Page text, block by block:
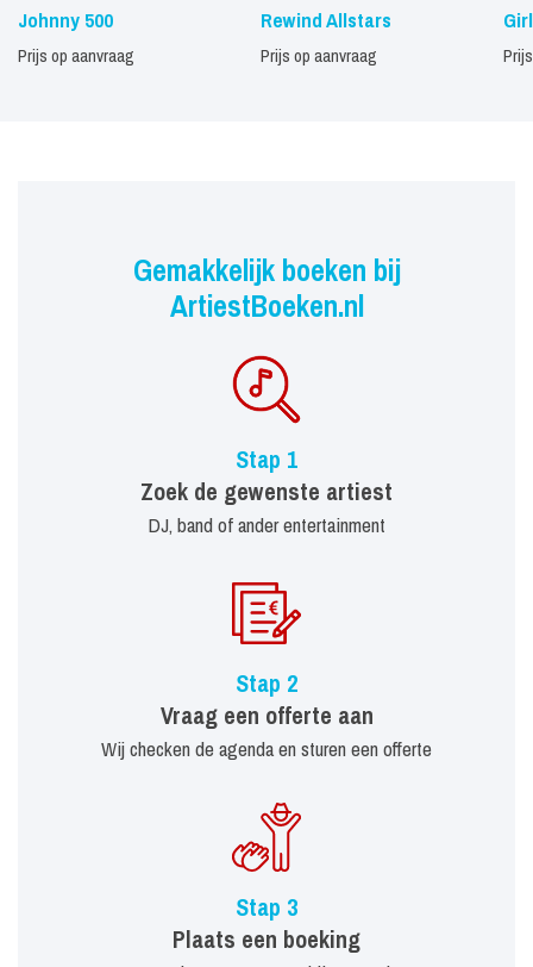
Johnny 500
Prijs op aanvraag
Rewind Allstars
Prijs op aanvraag
Gemakkelijk boeken bij
ArtiestBoeken.nl
Stap 1
Zoek de gewenste artiest
DJ, band of ander entertainment
Stap 2
Vraag een offerte aan
Wij checken de agenda en sturen een offerte
Stap 3
Plaats een boeking